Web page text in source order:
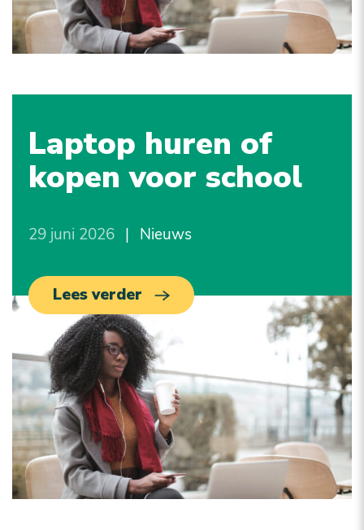
Laptop huren of
kopen voor school
29 juni 2026 | Nieuws
Lees verder